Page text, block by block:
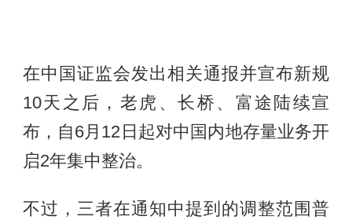
在中国证监会发出相关通报并宣布新规
10天之后，老虎、长桥、富途陆续宣
布，自6月12日起对中国内地存量业务开
启2年集中整治。
不过，三者在通知中提到的调整范围普